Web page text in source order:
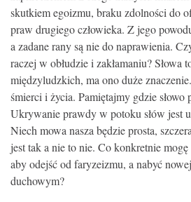
skutkiem egoizmu, braku zdolności do
praw drugiego człowieka. Z jego
a zadane rany są nie do naprawienia.
raczej w obłudzie i zakłamaniu?
międzyludzkich, ma ono duże
śmierci i życia. Pamiętajmy gdzie
Ukrywanie prawdy w potoku słów jest
Niech mowa nasza będzie prosta,
jest tak a nie to nie. Co konkretnie
aby odejść od faryzeizmu, a nabyć
duchowym?